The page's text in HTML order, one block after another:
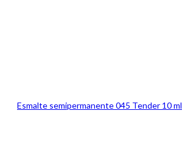
Esmalte semipermanente 045 Tender 10 ml